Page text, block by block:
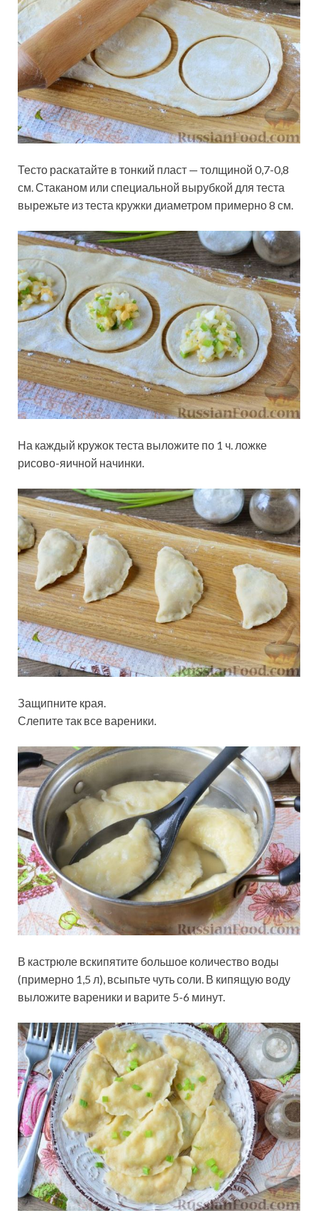
Тесто раскатайте в тонкий пласт — толщиной 0,7-0,8
см. Стаканом или специальной вырубкой для теста
вырежьте из теста кружки диаметром примерно 8 см.
На каждый кружок теста выложите по 1 ч. ложке
рисово-яичной начинки.
Защипните края.
Слепите так все вареники.
В кастрюле вскипятите большое количество воды
(примерно 1,5 л), всыпьте чуть соли. В кипящую воду
выложите вареники и варите 5-6 минут.